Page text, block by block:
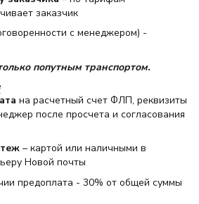
заказчик
с менеджером) -
попутным транспортом.
на расчетный счет ФЛП, реквизиты
после просчета и согласования
– картой или наличными в
Новой почты
предоплата - 30% от общей суммы